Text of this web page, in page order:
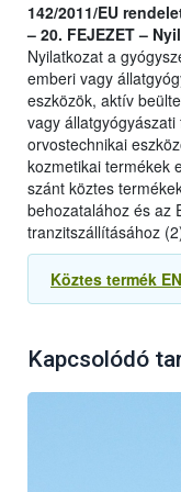
142/2011/EU
– 20. FEJEZET –
Nyilatkozat a
emberi vagy
eszközök, aktív
vagy
orvostechnikai
kozmetikai termékek
szánt köztes
behozatalához és az
tranzitszállításához
Köztes termék
Kapcsolódó